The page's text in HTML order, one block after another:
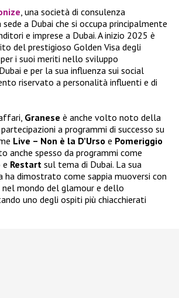
, una società di consulenza
a Dubai che si occupa principalmente
e imprese a Dubai. A inizio 2025 è
del prestigioso Golden Visa degli
i suoi meriti nello sviluppo
e per la sua influenza sui social
riservato a personalità influenti e di
Granese è anche volto noto della
a programmi di successo su
Live – Non è la D’Urso e Pomeriggio
anche spesso da programmi come
e Restart sul tema di Dubai. La sua
ha dimostrato come sappia muoversi con
mondo del glamour e dello
uno degli ospiti più chiacchierati